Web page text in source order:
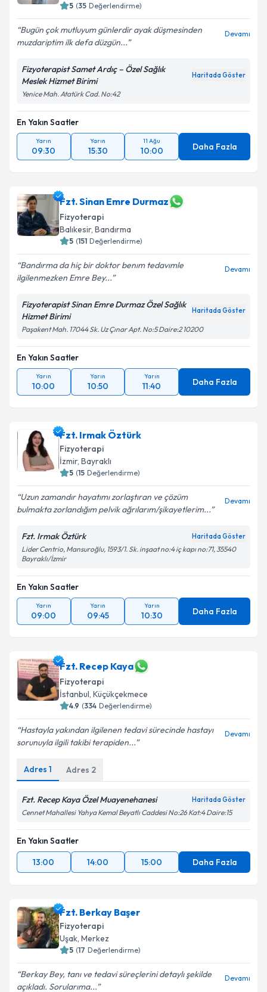
5 (35 Değerlendirme)
Bugün çok mutluyum günlerdir ayak düşmesinden
muzdariptim ilk defa düzgün...
Devamı
Fizyoterapist Samet Ardıç – Özel Sağlık
Meslek Hizmet Birimi
Haritada Göster
Yenice Mah. Atatürk Cad. No:42
En Yakın Saatler
Yarın
09:30
Yarın
15:30
11 Ağu
10:00 Daha Fazla
Fzt. Sinan Emre Durmaz
Fizyoterapi
Balıkesir, Bandırma
5 (151 Değerlendirme)
Bandırma da hiç bir doktor benım tedavımle
ilgilenmezken Emre Bey...
Devamı
Fizyoterapist Sinan Emre Durmaz Özel Sağlık
Hizmet Birimi
Haritada Göster
Paşakent Mah. 17044 Sk. Uz Çınar Apt. No:5 Daire:2 10200
En Yakın Saatler
Yarın
10:00
Yarın
10:50
Yarın
11:40 Daha Fazla
Fzt. Irmak Öztürk
Fizyoterapi
İzmir, Bayraklı
5 (15 Değerlendirme)
Uzun zamandır hayatımı zorlaştıran ve çözüm
bulmakta zorlandığım pelvik ağrılarım/şikayetlerim...
Devamı
Fzt. Irmak Öztürk Haritada Göster
Lider Centrio, Mansuroğlu, 1593/1. Sk. inşaat no:4 iç kapı no:71, 35540
Bayraklı/İzmir
En Yakın Saatler
Yarın
09:00
Yarın
09:45
Yarın
10:30 Daha Fazla
Fzt. Recep Kaya
Fizyoterapi
İstanbul, Küçükçekmece
4.9 (334 Değerlendirme)
Hastayla yakından ilgilenen tedavi sürecinde hastayı
sorunuyla ilgili takibi terapiden...
Devamı
Adres 1 Adres 2
Fzt. Recep Kaya Özel Muayenehanesi Haritada Göster
Cennet Mahallesi Yahya Kemal Beyatlı Caddesi No:26 Kat:4 Daire:15
En Yakın Saatler
13:00
14:00 15:00 Daha Fazla
Fzt. Berkay Başer
Fizyoterapi
Uşak, Merkez
5 (17 Değerlendirme)
Berkay Bey, tanı ve tedavi süreçlerini detaylı şekilde
açıkladı. Sorularıma...
Devamı